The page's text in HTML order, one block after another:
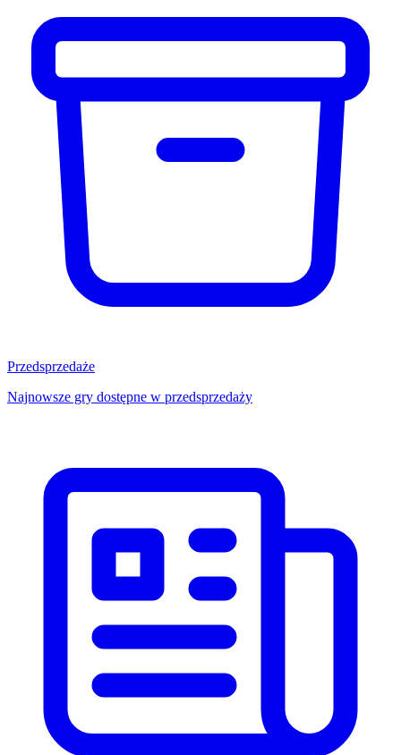
Przedsprzedaże
Najnowsze gry dostępne w przedsprzedaży